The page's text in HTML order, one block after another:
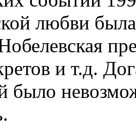
любви
и т.д.
было